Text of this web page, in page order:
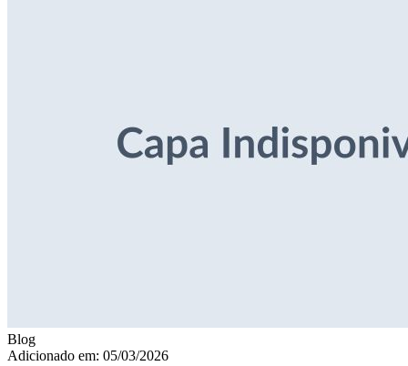
Blog
Adicionado em: 05/03/2026